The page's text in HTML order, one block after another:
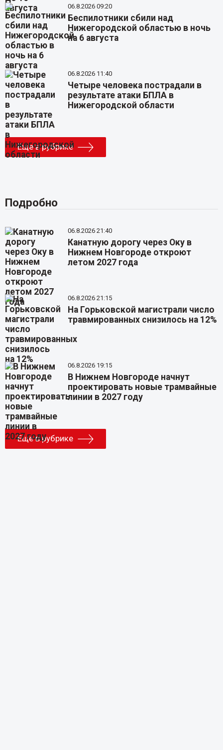
06.8.2026 09:20
Беспилотники сбили над
Нижегородской областью в ночь
на 6 августа
06.8.2026 11:40
Четыре человека пострадали в
результате атаки БПЛА в
Нижегородской области
Еще в рубрике
Подробно
06.8.2026 21:40
Канатную дорогу через Оку в
Нижнем Новгороде откроют
летом 2027 года
06.8.2026 21:15
На Горьковской магистрали число
травмированных снизилось на 12%
06.8.2026 19:15
В Нижнем Новгороде начнут
проектировать новые трамвайные
линии в 2027 году
Еще в рубрике